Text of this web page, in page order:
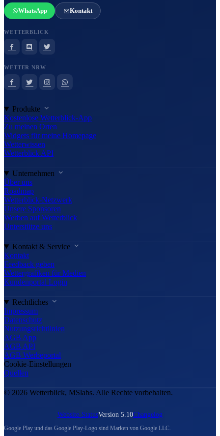
WhatsApp Kontakt
WETTERBLICK
WETTER NRW
Produkte
Kostenlose Wetterblick-App
Zu meinen Orten
Widgets für meine Homepage
Wetterwissen
Wetterblick API
Unternehmen
Über uns
Roadmap
Wetterblick-Netzwerk
Unsere Sponsoren
Werben auf Wetterblick
Unterstütze uns
Kontakt & Service
Kontakt
Feedback geben
Wettergrafiken für Medien
Kundenportal Login
Rechtliches
Impressum
Datenschutz
Nutzungsrichtlinien
AGB App
AGB API
AGB Werbeportal
Cookie-Einstellungen
Quellen
© 2026 Wetterblick, MSlabs. Alle Rechte vorbehalten.
Website-StatusVersion 5.10Changelog
Google Play und das Google Play-Logo sind Marken von Google LLC.